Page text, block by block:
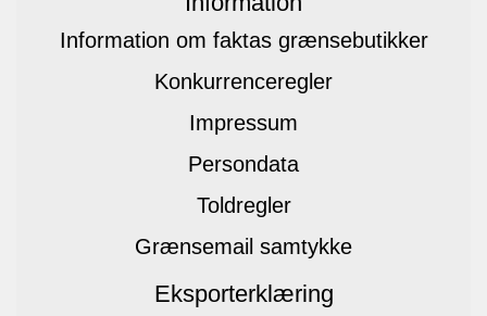
Information om faktas grænsebutikker
Konkurrenceregler
Impressum
Persondata
Toldregler
Grænsemail samtykke
Eksporterklæring